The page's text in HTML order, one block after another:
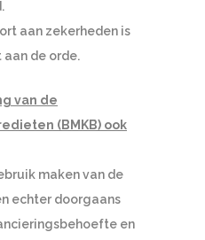
aan zekerheden is
aan de orde.
van de
(BMKB) ook
maken van de
echter doorgaans
en